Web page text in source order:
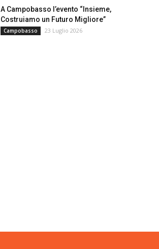
A Campobasso l’evento “Insieme,
Costruiamo un Futuro Migliore”
Campobasso 23 Luglio 2026